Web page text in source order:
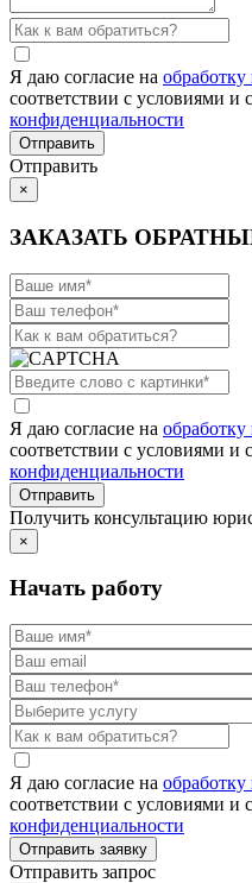
Я даю согласие на
соответствии с условиями и
конфиденциальности
Отправить
×
ЗАКАЗАТЬ
Я даю согласие на
соответствии с условиями и
конфиденциальности
Получить консультацию
×
Начать работу
Я даю согласие на
соответствии с условиями и
конфиденциальности
Отправить запрос